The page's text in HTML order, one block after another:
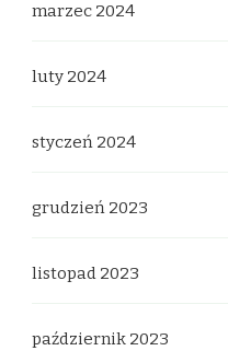
marzec 2024
luty 2024
styczeń 2024
grudzień 2023
listopad 2023
październik 2023